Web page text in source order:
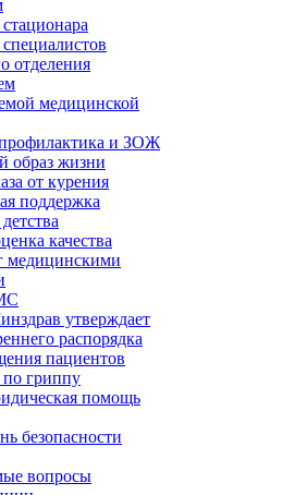
отделения
медицинской
и ЗОЖ
образ жизни
от курения
поддержка
качества
медицинскими
утверждает
распорядка
пациентов
гриппу
помощь
безопасности
вопросы